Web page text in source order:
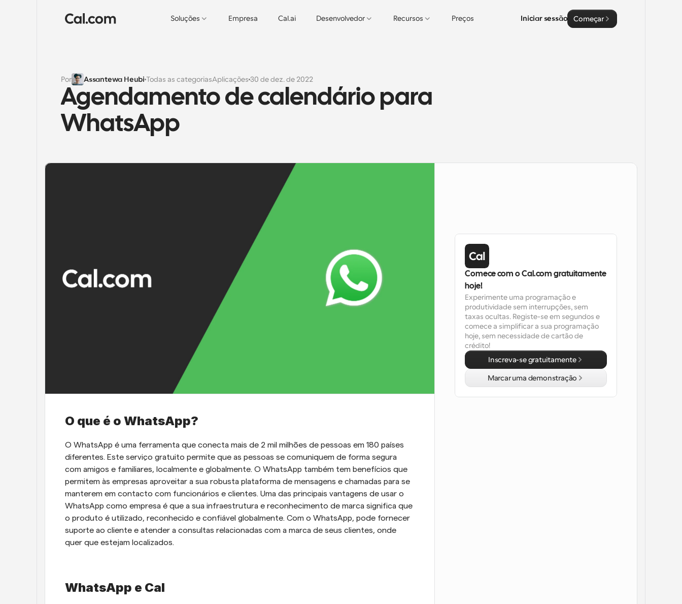
Soluções Empresa Cal.ai Desenvolvedor Recursos Preços Iniciar sessão Começar
Por Assantewa Heubi Todas as categoriasAplicações 30 de dez. de 2022
Agendamento de calendário para
WhatsApp
O que é o WhatsApp?
O WhatsApp é uma ferramenta que conecta mais de 2 mil milhões de pessoas em 180 países
diferentes. Este serviço gratuito permite que as pessoas se comuniquem de forma segura
com amigos e familiares, localmente e globalmente. O WhatsApp também tem benefícios que
permitem às empresas aproveitar a sua robusta plataforma de mensagens e chamadas para se
manterem em contacto com funcionários e clientes. Uma das principais vantagens de usar o
WhatsApp como empresa é que a sua infraestrutura e reconhecimento de marca significa que
o produto é utilizado, reconhecido e confiável globalmente. Com o WhatsApp, pode fornecer
suporte ao cliente e atender a consultas relacionadas com a marca de seus clientes, onde
quer que estejam localizados.
WhatsApp e Cal
Comece com o Cal.com gratuitamente
hoje!
Experimente uma programação e
produtividade sem interrupções, sem
taxas ocultas. Registe-se em segundos e
comece a simplificar a sua programação
hoje, sem necessidade de cartão de
crédito!
Inscreva-se gratuitamente
Marcar uma demonstração